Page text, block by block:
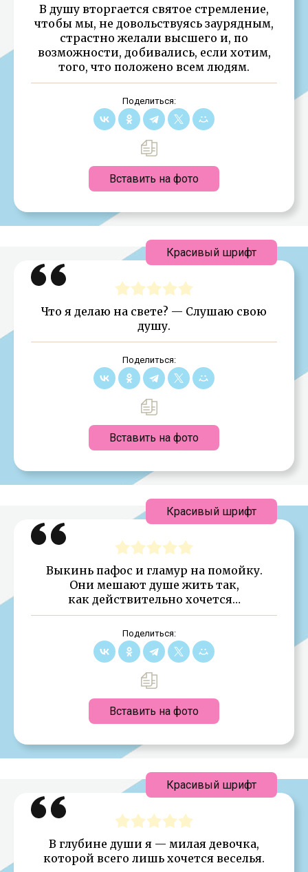
В душу вторгается святое стремление,
чтобы мы, не довольствуясь заурядным,
страстно желали высшего и, по
возможности, добивались, если хотим,
того, что положено всем людям.
Поделиться:
Вставить на фото
Что я делаю на свете? — Слушаю свою
душу.
Поделиться:
Вставить на фото
Красивый шрифт
Выкинь пафос и гламур на помойку.
Они мешают душе жить так,
как действительно хочется…
Поделиться:
Вставить на фото
Красивый шрифт
В глубине души я — милая девочка,
которой всего лишь хочется веселья.
Красивый шрифт